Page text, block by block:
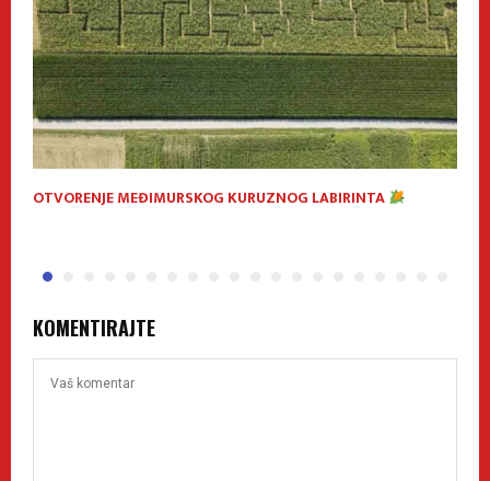
OTVORENJE MEĐIMURSKOG KURUZNOG LABIRINTA
KOMENTIRAJTE